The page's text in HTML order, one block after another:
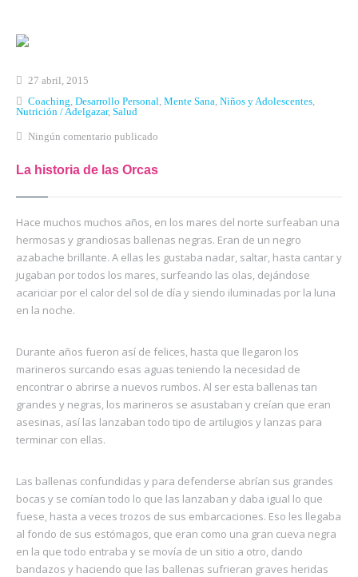
Inicio
El Modelo Crea-t
Servicios
Tienda Online
Blog
Contacto
27 abril, 2015
Coaching Desarrollo Personal Mente Sana Niños y Adolescentes
Nutrición / Adelgazar, Salud
Ningún comentario publicado
La historia de las Orcas
Hace muchos muchos años, en los mares del norte surfeaban una
hermosas y grandiosas ballenas negras. Eran de un negro
azabache brillante. A ellas les gustaba nadar, saltar, hasta cantar y
jugaban por todos los mares, surfeando las olas, dejándose
acariciar por el calor del sol de día y siendo iluminadas por la luna
en la noche.
Durante años fueron así de felices, hasta que llegaron los
marineros surcando esas aguas teniendo la necesidad de
encontrar o abrirse a nuevos rumbos. Al ser esta ballenas tan
grandes y negras, los marineros se asustaban y creían que eran
asesinas, así las lanzaban todo tipo de artilugios y lanzas para
terminar con ellas.
Las ballenas confundidas y para defenderse abrían sus grandes
bocas y se comían todo lo que las lanzaban y daba igual lo que
fuese, hasta a veces trozos de sus embarcaciones. Eso les llegaba
al fondo de sus estómagos, que eran como una gran cueva negra
en la que todo entraba y se movía de un sitio a otro, dando
bandazos y haciendo que las ballenas sufrieran graves heridas